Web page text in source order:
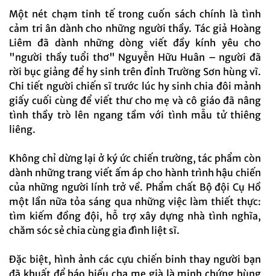
Một nét chạm tinh tế trong cuốn sách chính là tình
cảm tri ân dành cho những người thầy. Tác giả Hoàng
Liêm đã dành những dòng viết đầy kính yêu cho
"người thầy tuổi thơ" Nguyễn Hữu Huân – người đã
rời bục giảng để hy sinh trên đỉnh Trường Sơn hùng vĩ.
Chi tiết người chiến sĩ trước lúc hy sinh chia đôi mảnh
giấy cuối cùng để viết thư cho mẹ và cô giáo đã nâng
tình thầy trò lên ngang tầm với tình mẫu tử thiêng
liêng.
Không chỉ dừng lại ở ký ức chiến trường, tác phẩm còn
dành những trang viết ấm áp cho hành trình hậu chiến
của những người lính trở về. Phẩm chất Bộ đội Cụ Hồ
một lần nữa tỏa sáng qua những việc làm thiết thực:
tìm kiếm đồng đội, hỗ trợ xây dựng nhà tình nghĩa,
chăm sóc sẻ chia cùng gia đình liệt sĩ.
Đặc biệt, hình ảnh các cựu chiến binh thay người bạn
đã khuất để báo hiếu cha mẹ già là minh chứng hùng